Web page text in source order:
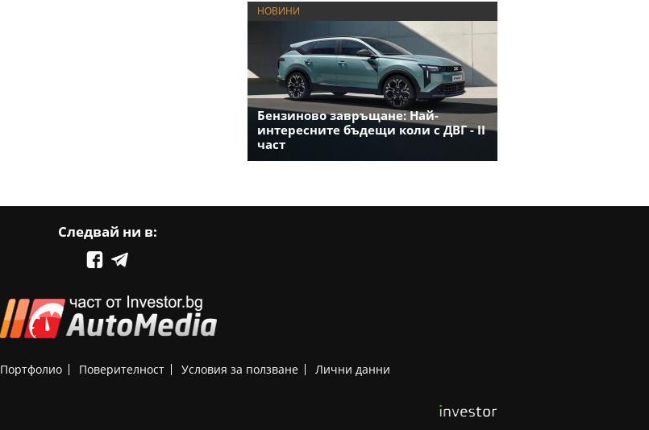
НОВИНИ
Бензиново завръщане: Най-
интересните бъдещи коли с ДВГ - II
част
Следвай ни в:
Портфолио Поверителност Условия за ползване Лични данни